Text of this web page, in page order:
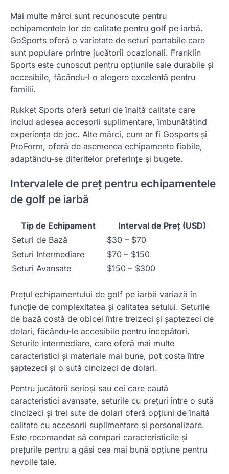
Mai multe mărci sunt recunoscute pentru
echipamentele lor de calitate pentru golf pe iarbă.
GoSports oferă o varietate de seturi portabile care
sunt populare printre jucătorii ocazionali. Franklin
Sports este cunoscut pentru opțiunile sale durabile și
accesibile, făcându-l o alegere excelentă pentru
familii.
Rukket Sports oferă seturi de înaltă calitate care
includ adesea accesorii suplimentare, îmbunătățind
experiența de joc. Alte mărci, cum ar fi Gosports și
ProForm, oferă de asemenea echipamente fiabile,
adaptându-se diferitelor preferințe și bugete.
Intervalele de preț pentru echipamentele
de golf pe iarbă
Tip de Echipament
Interval de Preț (USD)
Seturi de Bază
$30 – $70
Seturi Intermediare
$70 – $150
Seturi Avansate
$150 – $300
Prețul echipamentului de golf pe iarbă variază în
funcție de complexitatea și calitatea setului. Seturile
de bază costă de obicei între treizeci și șaptezeci de
dolari, făcându-le accesibile pentru începători.
Seturile intermediare, care oferă mai multe
caracteristici și materiale mai bune, pot costa între
șaptezeci și o sută cincizeci de dolari.
Pentru jucătorii serioși sau cei care caută
caracteristici avansate, seturile cu prețuri între o sută
cincizeci și trei sute de dolari oferă opțiuni de înaltă
calitate cu accesorii suplimentare și personalizare.
Este recomandat să compari caracteristicile și
prețurile pentru a găsi cea mai bună opțiune pentru
nevoile tale.